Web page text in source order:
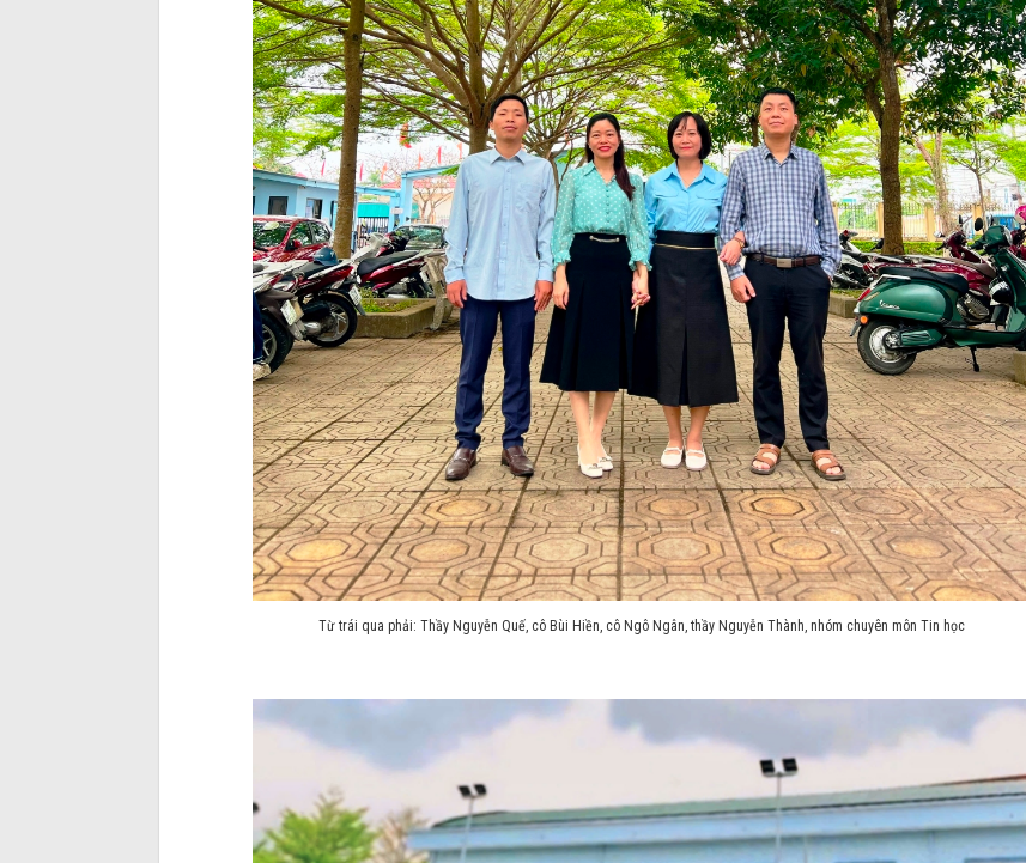
Từ trái qua phải: Thầy Nguyễn Quế, cô Bùi Hiền, cô Ngô Ngân, thầy Nguyễn Thành, nhóm chuyên môn Tin học